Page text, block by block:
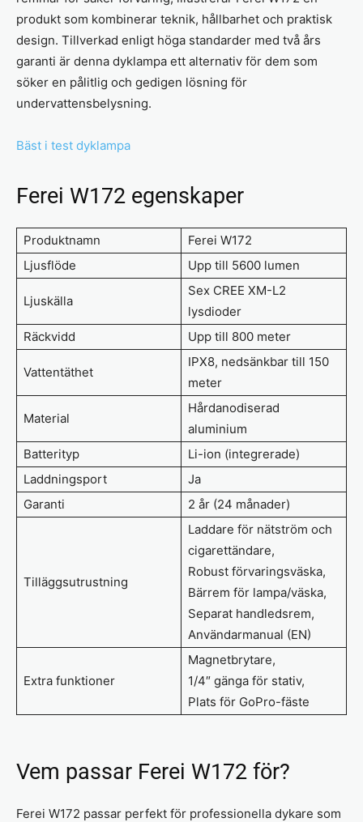
produkt som kombinerar teknik, hållbarhet och praktisk
design. Tillverkad enligt höga standarder med två års
garanti är denna dyklampa ett alternativ för dem som
söker en pålitlig och gedigen lösning för
undervattensbelysning.
Bäst i test dyklampa
Ferei W172 egenskaper
Produktnamn
Ferei W172
Ljusflöde
Upp till 5600 lumen
Ljuskälla
Sex CREE XM-L2
lysdioder
Räckvidd
Upp till 800 meter
Vattentäthet
IPX8, nedsänkbar till 150
meter
Material
Hårdanodiserad
aluminium
Batterityp
Li-ion (integrerade)
Laddningsport
Ja
Garanti
2 år (24 månader)
Tilläggsutrustning
Laddare för nätström och
cigarettändare,
Robust förvaringsväska,
Bärrem för lampa/väska,
Separat handledsrem,
Användarmanual (EN)
Extra funktioner
Magnetbrytare,
1/4″ gänga för stativ,
Plats för GoPro-fäste
Vem passar Ferei W172 för?
Ferei W172 passar perfekt för professionella dykare som